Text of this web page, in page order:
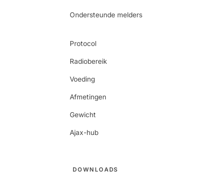
Ondersteunde melders
Protocol
Radiobereik
Voeding
Afmetingen
Gewicht
Ajax-hub
DOWNLOADS